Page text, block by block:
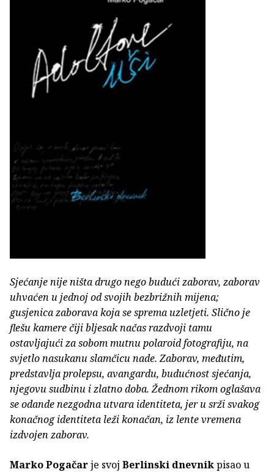
Sjećanje nije ništa drugo nego budući zaborav, zaborav
uhvaćen u jednoj od svojih bezbrižnih mijena;
gusjenica zaborava koja se sprema uzletjeti. Slično je
flešu kamere čiji bljesak načas razdvoji tamu
ostavljajući za sobom mutnu polaroid fotografiju, na
svjetlo nasukanu slamčicu nade. Zaborav, međutim,
predstavlja prolepsu, avangardu, budućnost sjećanja,
njegovu sudbinu i zlatno doba. Žednom rikom oglašava
se odande nezgodna utvara identiteta, jer u srži svakog
konačnog identiteta leži konačan, iz lente vremena
izdvojen zaborav.
Marko Pogačarje svoj Berlinski dnevnikpisao u